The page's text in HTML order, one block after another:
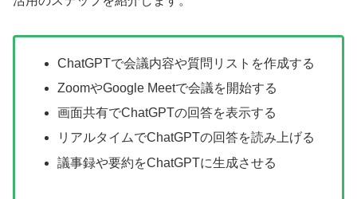
ChatGPTで会議内容や質問リストを作成する
ZoomやGoogle Meetで会議を開始する
画面共有でChatGPTの回答を表示する
リアルタイムでChatGPTの回答を読み上げる
議事録や要約をChatGPTに生成させる